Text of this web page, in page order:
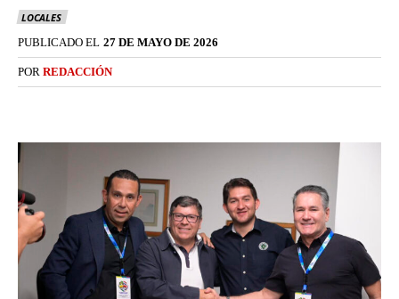
LOCALES
PUBLICADO EL 27 DE MAYO DE 2026
POR REDACCIÓN